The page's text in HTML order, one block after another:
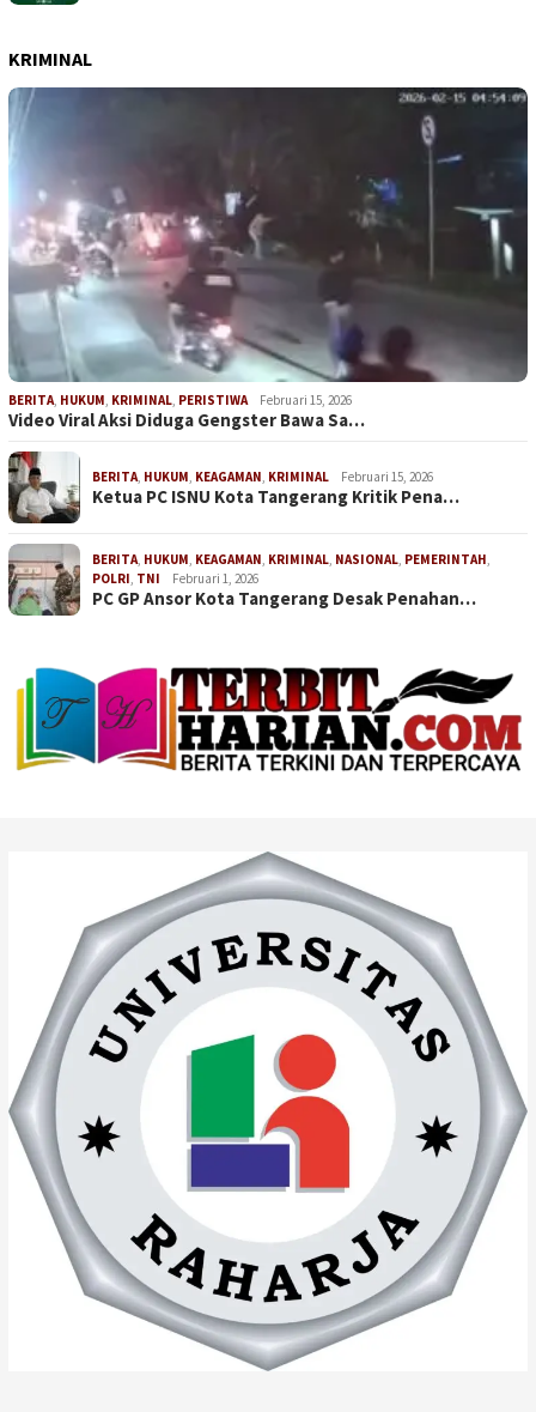
KRIMINAL
BERITA, HUKUM, KRIMINAL, PERISTIWA Februari 15, 2026
Video Viral Aksi Diduga Gengster Bawa Sa…
BERITA, HUKUM, KEAGAMAN, KRIMINAL Februari 15, 2026
Ketua PC ISNU Kota Tangerang Kritik Pena…
BERITA, HUKUM, KEAGAMAN, KRIMINAL, NASIONAL, PEMERINTAH,
POLRI, TNI Februari 1, 2026
PC GP Ansor Kota Tangerang Desak Penahan…